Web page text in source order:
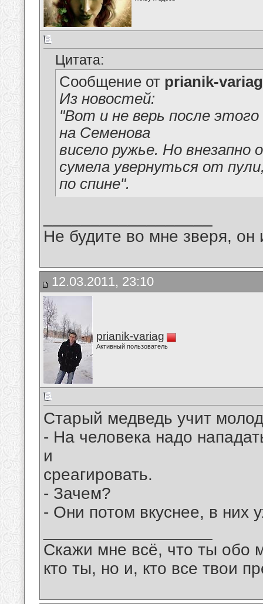
Цитата:
Сообщение от prianik-variag
Из новостей:
"Вот и не верь после
на Семенова
висело ружье. Но
сумела увернуться от
по спине".
Не будите во мне зверя, он
12.03.2011, 23:10
prianik-variag
Активный пользователь
Старый медведь учит
- На человека надо
и
среагировать.
- Зачем?
- Они потом вкуснее, в них
Скажи мне всё, что ты обо
кто ты, но и, кто все твои